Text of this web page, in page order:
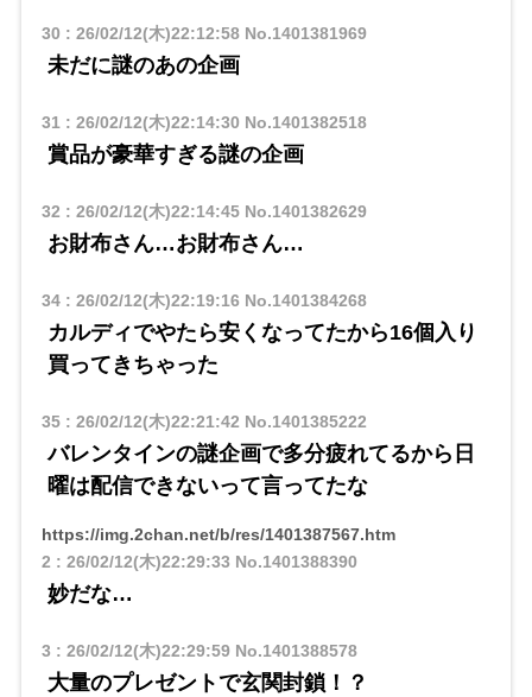
30 : 26/02/12(木)22:12:58No.1401381969
未だに謎のあの企画
31: 26/02/12(木)22:14:30 No.1401382518
賞品が豪華すぎる謎の企画
32 : 26/02/12(木)22:14:45No.1401382629
お財布さん…お財布さん…
34: 26/02/12(木)22:19:16 No.1401384268
カルディでやたら安くなってたから16個入り
買ってきちゃった
35: 26/02/12(木)22:21:42 No.1401385222
バレンタインの謎企画で多分疲れてるから日
曜は配信できないって言ってたな
https://img.2chan.net/b/res/1401387567.htm
2 : 26/02/12(木)22:29:33 No.1401388390
妙だな…
3 : 26/02/12(木)22:29:59No.1401388578
大量のプレゼントで玄関封鎖！？